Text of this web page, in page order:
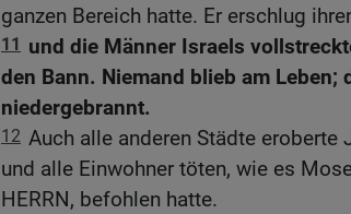
ganzen Bereich hatte. Er erschlug
11
und die Männer Israels
den Bann. Niemand blieb am Leben;
niedergebrannt.
12 Auch alle anderen Städte eroberte
und alle Einwohner töten, wie es
HERRN, befohlen hatte.